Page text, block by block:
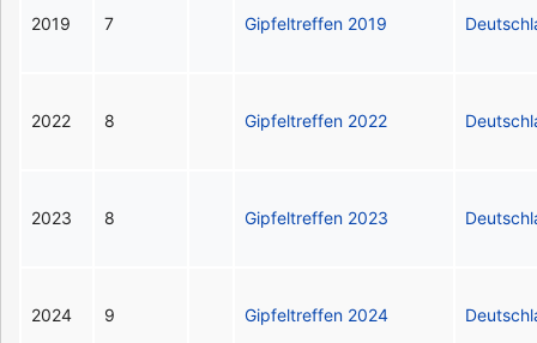
2019 7 Gipfeltreffen 2019
2022 8 Gipfeltreffen 2022
2023 8 Gipfeltreffen 2023
2024 9 Gipfeltreffen 2024